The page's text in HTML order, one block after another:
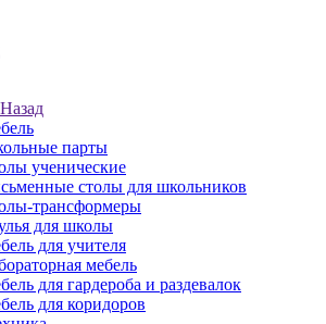
Назад
парты
ученические
столы для школьников
трансформеры
для школы
для учителя
мебель
для гардероба и раздевалок
для коридоров